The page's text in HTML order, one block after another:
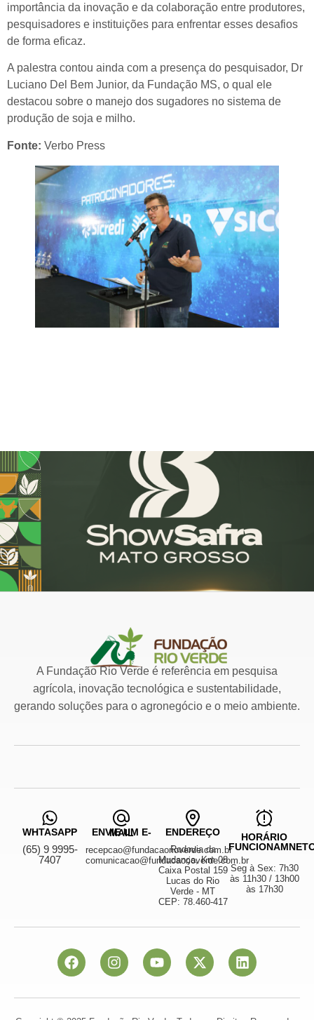
importância da inovação e da colaboração entre produtores,
pesquisadores e instituições para enfrentar esses desafios
de forma eficaz.
A palestra contou ainda com a presença do pesquisador, Dr
Luciano Del Bem Junior, da Fundação MS, o qual ele
destacou sobre o manejo dos sugadores no sistema de
produção de soja e milho.
Fonte: Verbo Press
A Fundação Rio Verde é referência em pesquisa
agrícola, inovação tecnológica e sustentabilidade,
gerando soluções para o agronegócio e o meio ambiente.
WHTASAPP
(65) 9 9995-
7407
ENVIE UM E-MAIL
recepcao@fundacaorioverde.com.br
comunicacao@fundacaorioverde.com.br
ENDEREÇO
Rodovia da
Mudança, Km 08
Caixa Postal 159
Lucas do Rio
Verde - MT
CEP: 78.460-417
HORÁRIO
Seg à Sex: 7h30
às 11h30 / 13h00
às 17h30